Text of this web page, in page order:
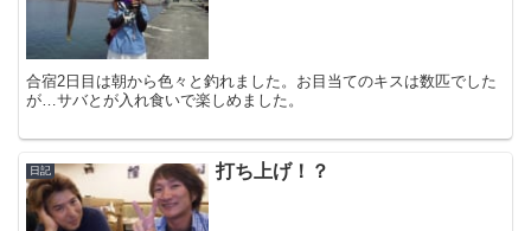
合宿2日目は朝から色々と釣れました。お目当てのキスは数匹でした
が…サバとが入れ食いで楽しめました。
日記 打ち上げ！？